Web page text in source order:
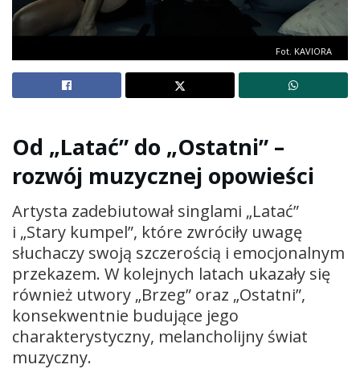
Fot. KAVIORA
Od „Latać” do „Ostatni” –
rozwój muzycznej opowieści
Artysta zadebiutował singlami „Latać”
i „Stary kumpel”, które zwróciły uwagę
słuchaczy swoją szczerością i emocjonalnym
przekazem. W kolejnych latach ukazały się
również utwory „Brzeg” oraz „Ostatni”,
konsekwentnie budujące jego
charakterystyczny, melancholijny świat
muzyczny.